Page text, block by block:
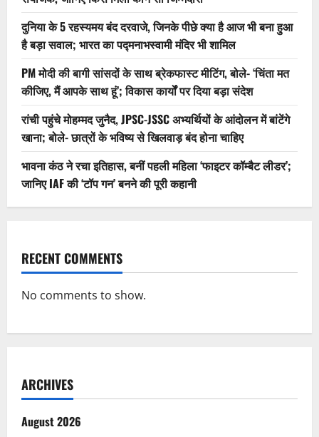
दुनिया के 5 रहस्यमय बंद दरवाजे, जिनके पीछे क्या है आज भी बना हुआ
है बड़ा सवाल; भारत का पद्मनाभस्वामी मंदिर भी शामिल
PM मोदी की बागी सांसदों के साथ ब्रेकफास्ट मीटिंग, बोले- ‘चिंता मत
कीजिए, मैं आपके साथ हूं’; विकास कार्यों पर दिया बड़ा संदेश
रांची पहुंचे मोहम्मद जुनैद, JPSC-JSSC अभ्यर्थियों के आंदोलन में बांटेंगे
खाना; बोले- छात्रों के भविष्य से खिलवाड़ बंद होना चाहिए
भावना कंठ ने रचा इतिहास, बनीं पहली महिला ‘फाइटर कॉम्बैट लीडर’;
जानिए IAF की ‘टॉप गन’ बनने की पूरी कहानी
RECENT COMMENTS
No comments to show.
ARCHIVES
August 2026